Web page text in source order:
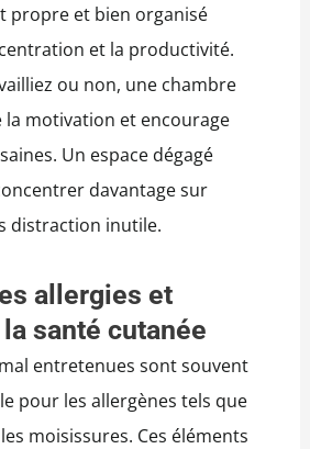
propre et bien organisé
et la productivité.
ou non, une chambre
motivation et encourage
Un espace dégagé
davantage sur
distraction inutile.
allergies et
santé cutanée
entretenues sont souvent
pour les allergènes tels que
moisissures. Ces éléments